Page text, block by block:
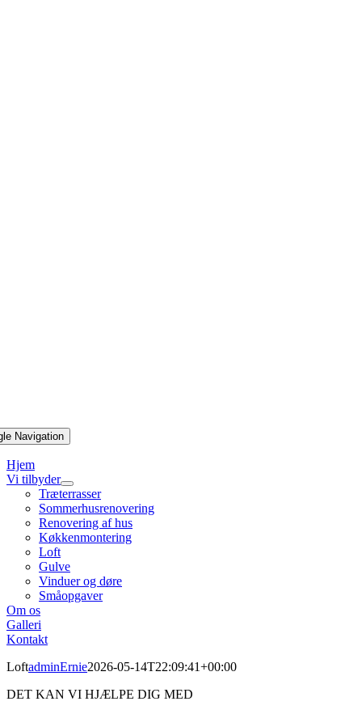
Navigation
Hjem
Vi tilbyder
Træterrasser
Sommerhusrenovering
Renovering af hus
Køkkenmontering
Loft
Gulve
Vinduer og døre
Småopgaver
Om os
Galleri
Kontakt
LoftadminErnie2026-05-14T22:09:41+00:00
DET KAN VI HJÆLPE DIG MED